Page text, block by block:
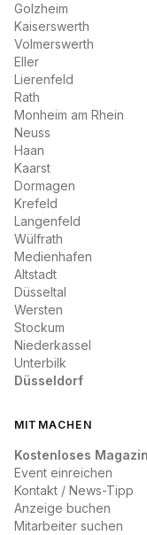
Golzheim
Kaiserswerth
Volmerswerth
Eller
Lierenfeld
Rath
Monheim am Rhein
Neuss
Haan
Kaarst
Dormagen
Krefeld
Langenfeld
Wülfrath
Medienhafen
Altstadt
Düsseltal
Wersten
Stockum
Niederkassel
Unterbilk
Düsseldorf
MITMACHEN
Kostenloses Magazin
Event einreichen
Kontakt / News-Tipp
Anzeige buchen
Mitarbeiter suchen